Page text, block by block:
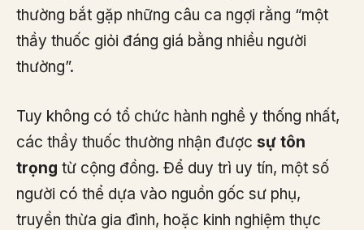
thường bắt gặp những câu ca ngợi rằng “một
thầy thuốc giỏi đáng giá bằng nhiều người
thường”.
Tuy không có tổ chức hành nghề y thống nhất,
các thầy thuốc thường nhận được sự tôn
trọng từ cộng đồng. Để duy trì uy tín, một số
người có thể dựa vào nguồn gốc sư phụ,
truyền thừa gia đình, hoặc kinh nghiệm thực